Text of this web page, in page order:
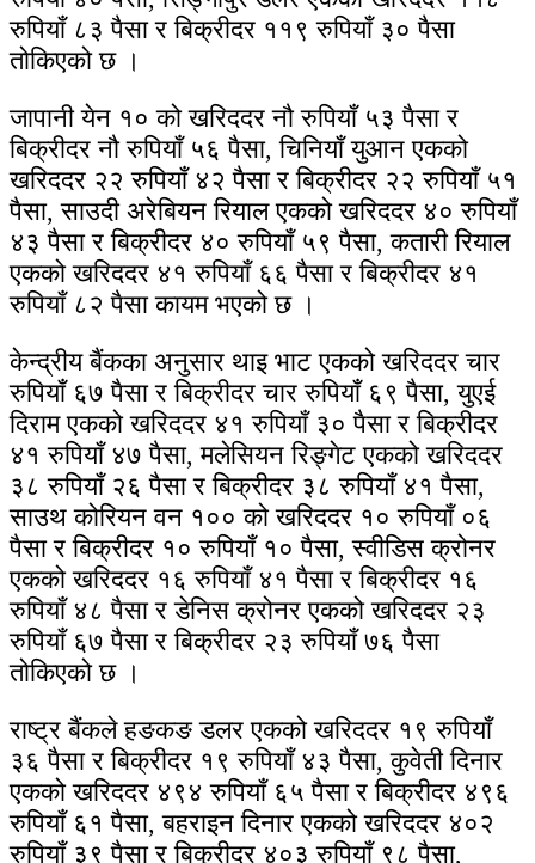
रुपियाँ ८३ पैसा र बिक्रीदर ११९ रुपियाँ ३० पैसा
तोकिएको छ ।
जापानी येन १० को खरिददर नौ रुपियाँ ५३ पैसा र
बिक्रीदर नौ रुपियाँ ५६ पैसा, चिनियाँ युआन एकको
खरिददर २२ रुपियाँ ४२ पैसा र बिक्रीदर २२ रुपियाँ ५१
पैसा, साउदी अरेबियन रियाल एकको खरिददर ४० रुपियाँ
४३ पैसा र बिक्रीदर ४० रुपियाँ ५९ पैसा, कतारी रियाल
एकको खरिददर ४१ रुपियाँ ६६ पैसा र बिक्रीदर ४१
रुपियाँ ८२ पैसा कायम भएको छ ।
केन्द्रीय बैंकका अनुसार थाइ भाट एकको खरिददर चार
रुपियाँ ६७ पैसा र बिक्रीदर चार रुपियाँ ६९ पैसा, युएई
दिराम एकको खरिददर ४१ रुपियाँ ३० पैसा र बिक्रीदर
४१ रुपियाँ ४७ पैसा, मलेसियन रिङ्गेट एकको खरिददर
३८ रुपियाँ २६ पैसा र बिक्रीदर ३८ रुपियाँ ४१ पैसा,
साउथ कोरियन वन १०० को खरिददर १० रुपियाँ ०६
पैसा र बिक्रीदर १० रुपियाँ १० पैसा, स्वीडिस क्रोनर
एकको खरिददर १६ रुपियाँ ४१ पैसा र बिक्रीदर १६
रुपियाँ ४८ पैसा र डेनिस क्रोनर एकको खरिददर २३
रुपियाँ ६७ पैसा र बिक्रीदर २३ रुपियाँ ७६ पैसा
तोकिएको छ ।
राष्ट्र बैंकले हङकङ डलर एकको खरिददर १९ रुपियाँ
३६ पैसा र बिक्रीदर १९ रुपियाँ ४३ पैसा, कुवेती दिनार
एकको खरिददर ४९४ रुपियाँ ६५ पैसा र बिक्रीदर ४९६
रुपियाँ ६१ पैसा, बहराइन दिनार एकको खरिददर ४०२
रुपियाँ ३९ पैसा र बिक्रीदर ४०३ रुपियाँ ९८ पैसा,